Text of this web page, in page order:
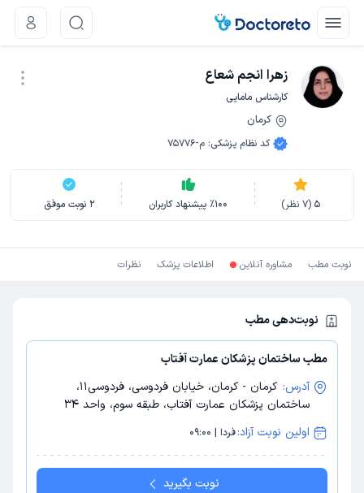
زهرا انجم شعاع
کارشناس مامایی
کرمان
کد نظام پزشکی: م-75776
5
(
7نظر) ٪100 پیشنهاد کاربران 2 نوبت موفق
نوبت مطب مشاوره آنلاین اطلاعات پزشک نظرات
نوبت‌دهی مطب
مطب ساختمان پزشکان عمارت آفتاب
آدرس:
کرمان - کرمان، خیابان فردوسی، فردوسی11،
ساختمان پزشکان عمارت آفتاب، طبقه سوم، واحد 34
اولین نوبت آزاد:فردا | 09:00
نوبت بگیرید